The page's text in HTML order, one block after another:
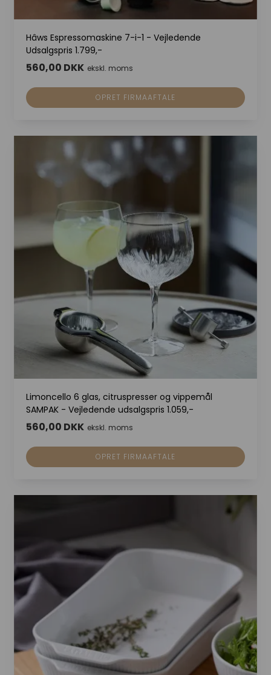
Hâws Espressomaskine 7-i-1 - Vejledende
Udsalgspris 1.799,-
560,00 DKK ekskl. moms
OPRET FIRMAAFTALE
Limoncello 6 glas, citruspresser og vippemål
SAMPAK - Vejledende udsalgspris 1.059,-
560,00 DKK ekskl. moms
OPRET FIRMAAFTALE